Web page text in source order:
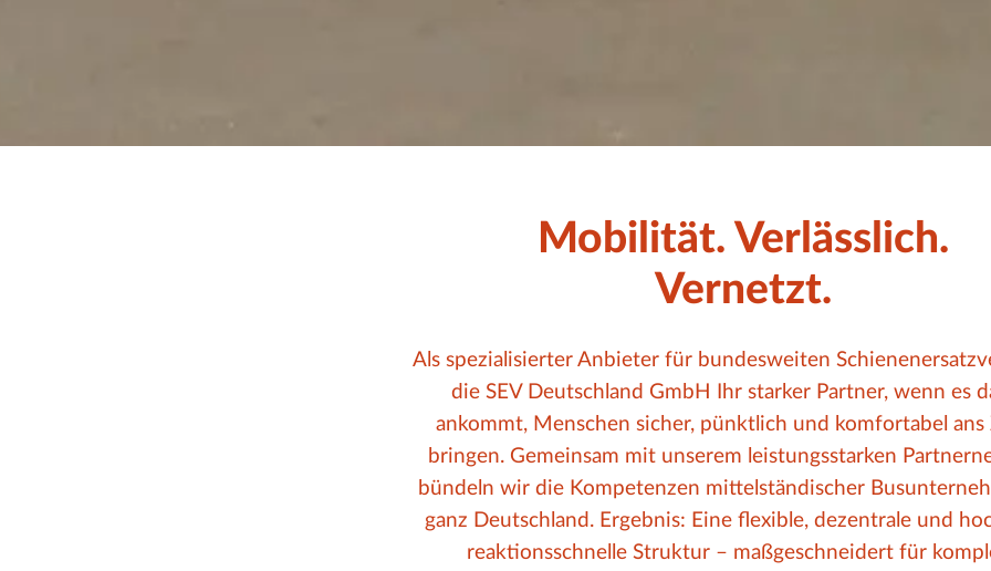
Mobilität. Verlässlich.
Vernetzt.
Als spezialisierter Anbieter für bundesweiten
die SEV Deutschland GmbH Ihr starker Partner, wenn es
ankommt, Menschen sicher, pünktlich und komfortabel ans
bringen. Gemeinsam mit unserem leistungsstarken
bündeln wir die Kompetenzen mittelständischer
ganz Deutschland. Ergebnis: Eine flexible, dezentrale und
reaktionsschnelle Struktur – maßgeschneidert für